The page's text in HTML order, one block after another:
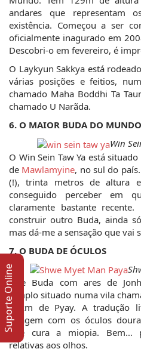
andares que
existência. Começou a ser
oficialmente inagurado em
Descobri-o em fevereiro, é
O Laykyun Sakkya está
várias posições e feitios,
chamado Maha Boddhi Ta
chamado U Narãda.
6. O MAIOR BUDA DO MUNDO
Win
O Win Sein Taw Ya está
de Mawlamyine, no sul do
(!), trinta metros de altura
conseguido perceber em
claramente bastante
construir outro Buda, ainda
mas dá-me a sensação que vai
7. O BUDA DE ÓCULOS
Este Buda com ares de
templo situado numa vila
20km de Pyay. A tradução
imagem com os óculos
que cura a miopia. Bem…
relativas aos olhos.
Suporte Online